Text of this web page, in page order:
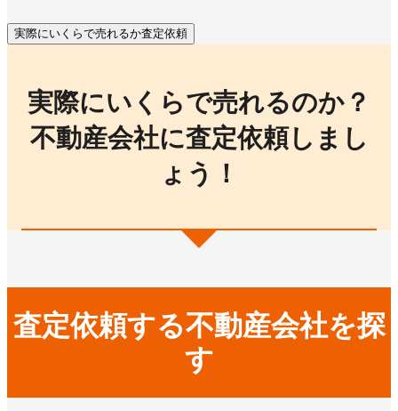
実際にいくらで売れるか査定依頼
実際にいくらで売れるのか？
不動産会社に査定依頼しまし
ょう！
査定依頼する不動産会社を探
す